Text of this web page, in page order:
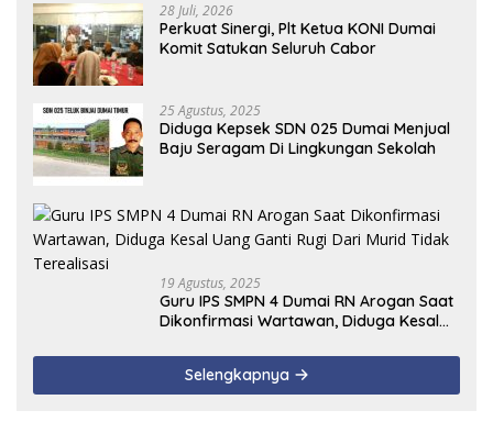
28 Juli, 2026
Perkuat Sinergi, Plt Ketua KONI Dumai
Komit Satukan Seluruh Cabor
25 Agustus, 2025
Diduga Kepsek SDN 025 Dumai Menjual
Baju Seragam Di Lingkungan Sekolah
19 Agustus, 2025
Guru IPS SMPN 4 Dumai RN Arogan Saat
Dikonfirmasi Wartawan, Diduga Kesal
Terealisasi
Selengkapnya